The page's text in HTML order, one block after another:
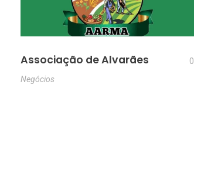
Associação de Alvarães
0
Negócios